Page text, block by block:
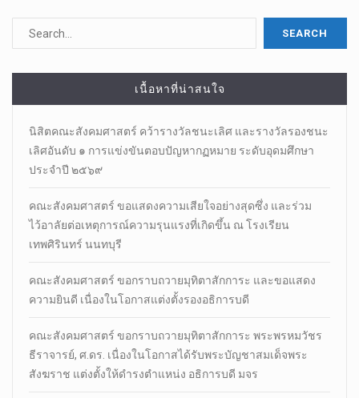
เนื้อหาที่น่าสนใจ
นิสิตคณะสังคมศาสตร์​ คว้ารางวัลชนะเลิศ และรางวัลรองชนะ
เลิศอันดับ ๑ การแข่งขันตอบปัญหากฏหมาย ระดับอุดมศึกษา
ประจำปี ๒๕๖๙
คณะสังคมศาสตร์ ขอแสดงความเสียใจอย่างสุดซึ่ง และร่วม
ไว้อาลัยต่อเหตุการณ์ความรุนแรงที่เกิดขึ้น ณ โรงเรียน
เทพศิรินทร์ นนทบุรี
คณะสังคมศาสตร์ ขอกราบถวายมุทิตาสักการะ และขอแสดง
ความยินดี เนื่องในโอกาสแต่งตั้งรองอธิการบดี
คณะสังคมศาสตร์ ขอกราบถวายมุทิตาสักการะ พระพรหมวัชร
ธีราจารย์, ศ.ดร. เนื่องในโอกาสได้รับพระบัญชาสมเด็จพระ
สังฆราช แต่งตั้งให้ดำรงตำแหน่ง อธิการบดี มจร